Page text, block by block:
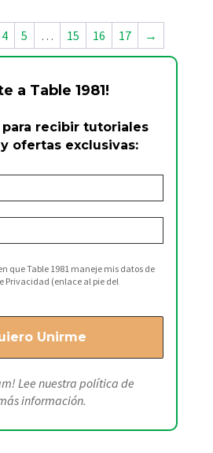
4 5 … 15 16 17 →
a Table 1981!
recibir tutoriales
ofertas exclusivas:
que Table 1981 maneje mis datos de
Privacidad (enlace al pie del
Lee nuestra política de
información.